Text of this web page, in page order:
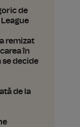
de
remizat
în
se decide
de la